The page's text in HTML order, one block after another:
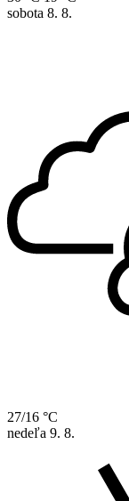
sobota 8. 8.
27/16 °C
nedeľa 9. 8.